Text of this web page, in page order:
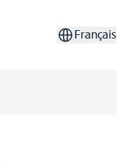
Français